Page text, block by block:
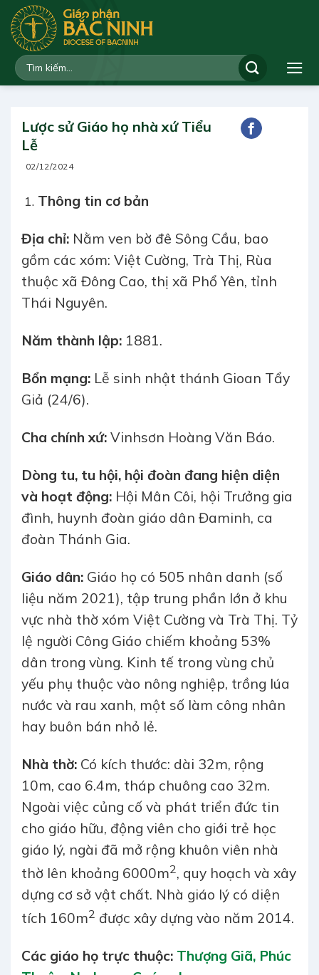
qua
dung
Lược sử Giáo họ nhà xứ Tiểu
Lễ
02/12/2024
Thông tin cơ bản
Địa chỉ: Nằm ven bờ đê Sông Cầu, bao
gồm các xóm: Việt Cường, Trà Thị, Rùa
thuộc xã Đông Cao, thị xã Phổ Yên, tỉnh
Thái Nguyên.
Năm thành lập: 1881.
Bổn mạng: Lễ sinh nhật thánh Gioan Tẩy
Giả (24/6).
Cha chính xứ: Vinhsơn Hoàng Văn Báo.
Dòng tu, tu hội, hội đoàn đang hiện diện
và hoạt động: Hội Mân Côi, hội Trưởng gia
đình, huynh đoàn giáo dân Đaminh, ca
đoàn Thánh Gia.
Giáo dân: Giáo họ có 505 nhân danh (số
liệu năm 2021), tập trung phần lớn ở khu
vực nhà thờ xóm Việt Cường và Trà Thị. Tỷ
lệ người Công Giáo chiếm khoảng 53%
dân trong vùng. Kinh tế trong vùng chủ
yếu phụ thuộc vào nông nghiệp, trồng lúa
nước và rau xanh, một số làm công nhân
hay buôn bán nhỏ lẻ.
Nhà thờ: Có kích thước: dài 32m, rộng
10m, cao 6.4m, tháp chuông cao 32m.
Ngoài việc củng cố và phát triển đức tin
cho giáo hữu, động viên cho giới trẻ học
giáo lý, ngài đã mở rộng khuôn viên nhà
thờ lên khoảng 6000m2, quy hoạch và xây
dựng cơ sở vật chất. Nhà giáo lý có diện
tích 160m2 được xây dựng vào năm 2014.
Các giáo họ trực thuộc: Thượng Giã, Phúc